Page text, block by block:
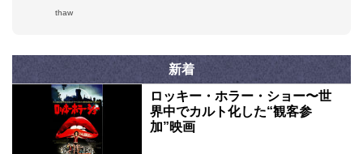
thaw
新着
ロッキー・ホラー・ショー〜世
界中でカルト化した“観客参
加”映画